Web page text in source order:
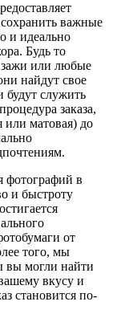
важные
и идеально
Будь то
или любые
найдут свое
будут служить
заказа,
или матовая) до
фотографий в
и быстроту
от
того, мы
вы могли найти
вкусу и
становится по-